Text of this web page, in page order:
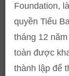
Foundation,
quyền Tiểu
tháng 12
toàn được
thành lập để